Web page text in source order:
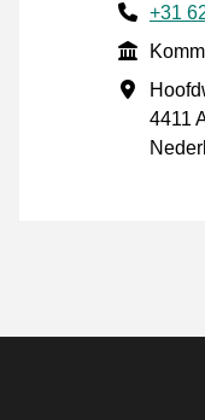
Phone
+31
4411